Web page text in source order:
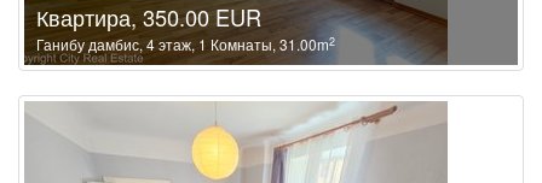
Квартира, 350.00 EUR
Ганибу дамбис, 4 этаж, 1 Комнаты, 31.00m2